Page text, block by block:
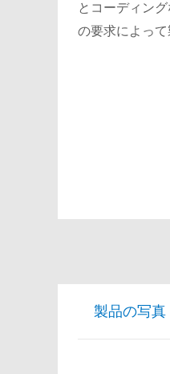
とコーディン
の要求によって
製品の写真